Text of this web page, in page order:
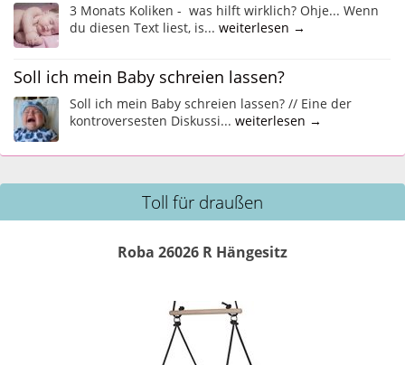
3 Monats Koliken - was hilft wirklich? Ohje... Wenn
du diesen Text liest, is... weiterlesen →
Soll ich mein Baby schreien lassen?
Soll ich mein Baby schreien lassen? // Eine der
kontroversesten Diskussi... weiterlesen →
Toll für draußen
Roba 26026 R Hängesitz